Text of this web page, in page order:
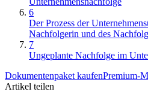
6
Der Prozess der
Nachfolgerin und des
7
Ungeplante Nachfolge im
Dokumentenpaket kaufenPremium-
Artikel teilen